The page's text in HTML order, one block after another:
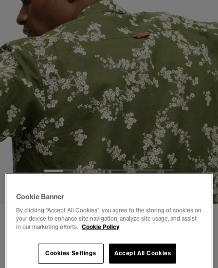
1 2 3 4 5 6 7
Kortärmad strandskjorta
Cookie Banner
By clicking “Accept All Cookies”, you agree to the storing of cookies on
your device to enhance site navigation, analyze site usage, and assist
in our marketing efforts. Cookie Policy
Accept All Cookies
Cookies Settings